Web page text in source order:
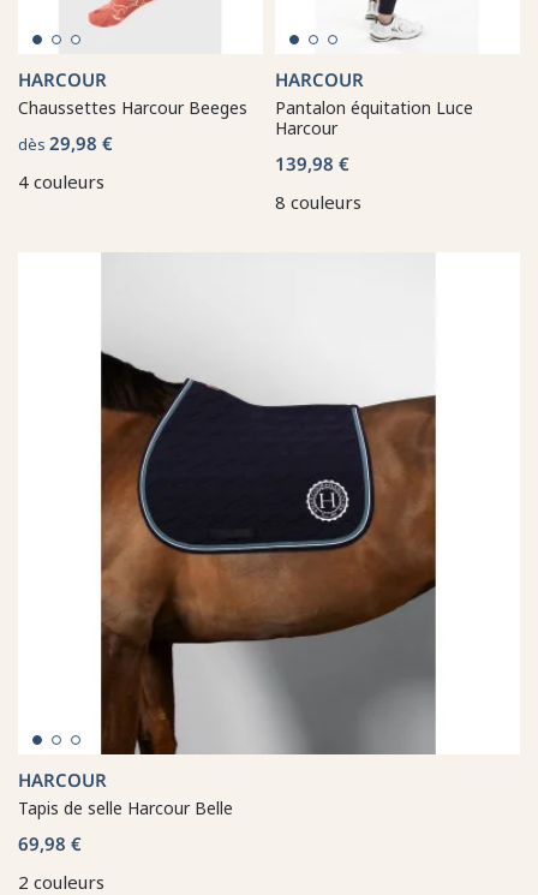
HARCOUR
Chaussettes Harcour Beeges
dès 29,98 €
4 couleurs
HARCOUR
Pantalon équitation Luce
Harcour
139,98 €
8 couleurs
HARCOUR
Tapis de selle Harcour Belle
69,98 €
2 couleurs